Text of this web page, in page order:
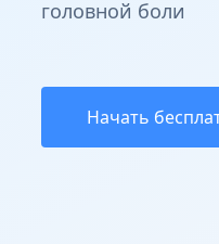
головной боли
Начать